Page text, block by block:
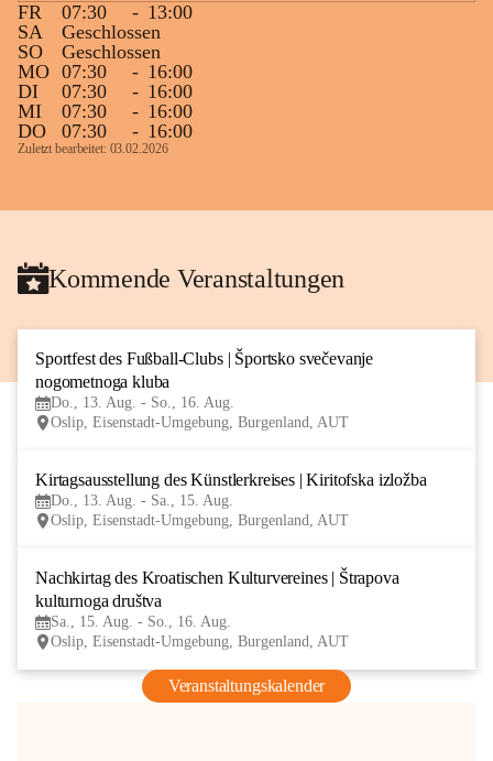
FR
07:30 - 13:00
SA
Geschlossen
SO
Geschlossen
MO 07:30 - 16:00
DI
07:30 - 16:00
MI
07:30 - 16:00
DO
07:30 - 16:00
Zuletzt bearbeitet: 03.02.2026
Kommende Veranstaltungen
Sportfest des Fußball-Clubs | Športsko svečevanje
nogometnoga kluba
Do., 13. Aug. - So., 16. Aug.
Oslip, Eisenstadt-Umgebung, Burgenland, AUT
Kirtagsausstellung des Künstlerkreises | Kiritofska izložba
Do., 13. Aug. - Sa., 15. Aug.
Oslip, Eisenstadt-Umgebung, Burgenland, AUT
Nachkirtag des Kroatischen Kulturvereines | Štrapova
kulturnoga društva
Sa., 15. Aug. - So., 16. Aug.
Oslip, Eisenstadt-Umgebung, Burgenland, AUT
Veranstaltungskalender